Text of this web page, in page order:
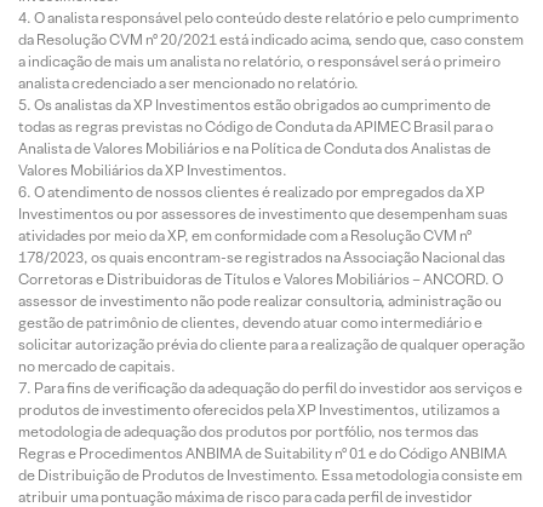
O analista responsável pelo conteúdo deste relatório e pelo cumprimento
da Resolução CVM nº 20/2021 está indicado acima, sendo que, caso constem
a indicação de mais um analista no relatório, o responsável será o primeiro
analista credenciado a ser mencionado no relatório.
Os analistas da XP Investimentos estão obrigados ao cumprimento de
todas as regras previstas no Código de Conduta da APIMEC Brasil para o
Analista de Valores Mobiliários e na Política de Conduta dos Analistas de
Valores Mobiliários da XP Investimentos.
O atendimento de nossos clientes é realizado por empregados da XP
Investimentos ou por assessores de investimento que desempenham suas
atividades por meio da XP, em conformidade com a Resolução CVM nº
178/2023, os quais encontram-se registrados na Associação Nacional das
Corretoras e Distribuidoras de Títulos e Valores Mobiliários – ANCORD. O
assessor de investimento não pode realizar consultoria, administração ou
gestão de patrimônio de clientes, devendo atuar como intermediário e
solicitar autorização prévia do cliente para a realização de qualquer operação
no mercado de capitais.
Para fins de verificação da adequação do perfil do investidor aos serviços e
produtos de investimento oferecidos pela XP Investimentos, utilizamos a
metodologia de adequação dos produtos por portfólio, nos termos das
Regras e Procedimentos ANBIMA de Suitability nº 01 e do Código ANBIMA
de Distribuição de Produtos de Investimento. Essa metodologia consiste em
atribuir uma pontuação máxima de risco para cada perfil de investidor